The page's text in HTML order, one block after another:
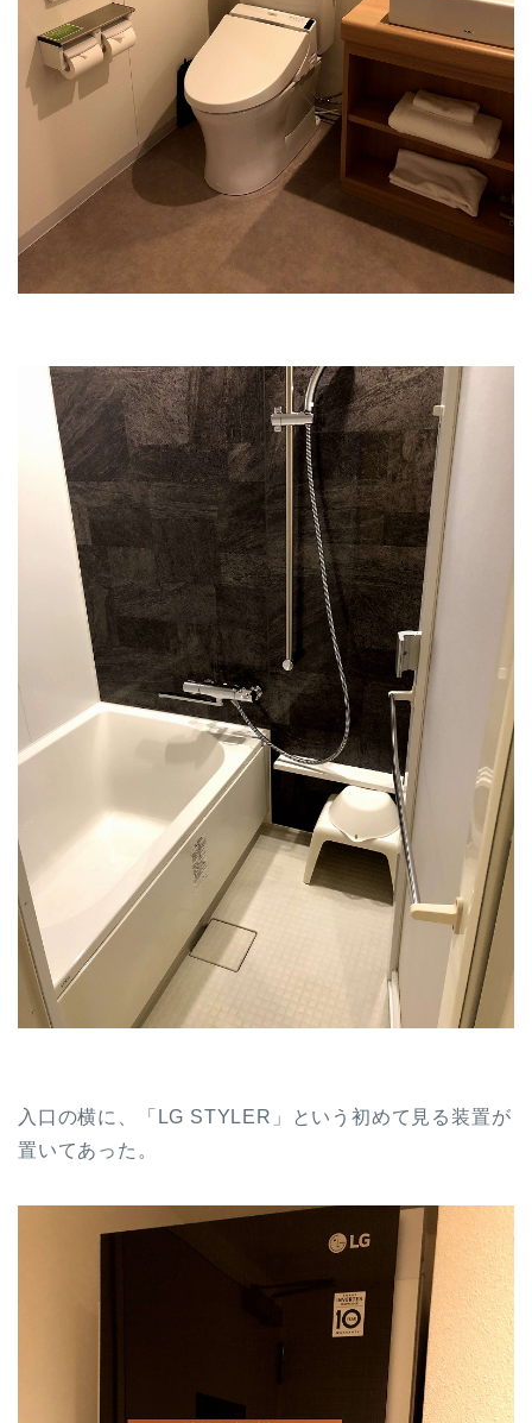
入口の横に、「LG STYLER」という初めて見る装置が
置いてあった。